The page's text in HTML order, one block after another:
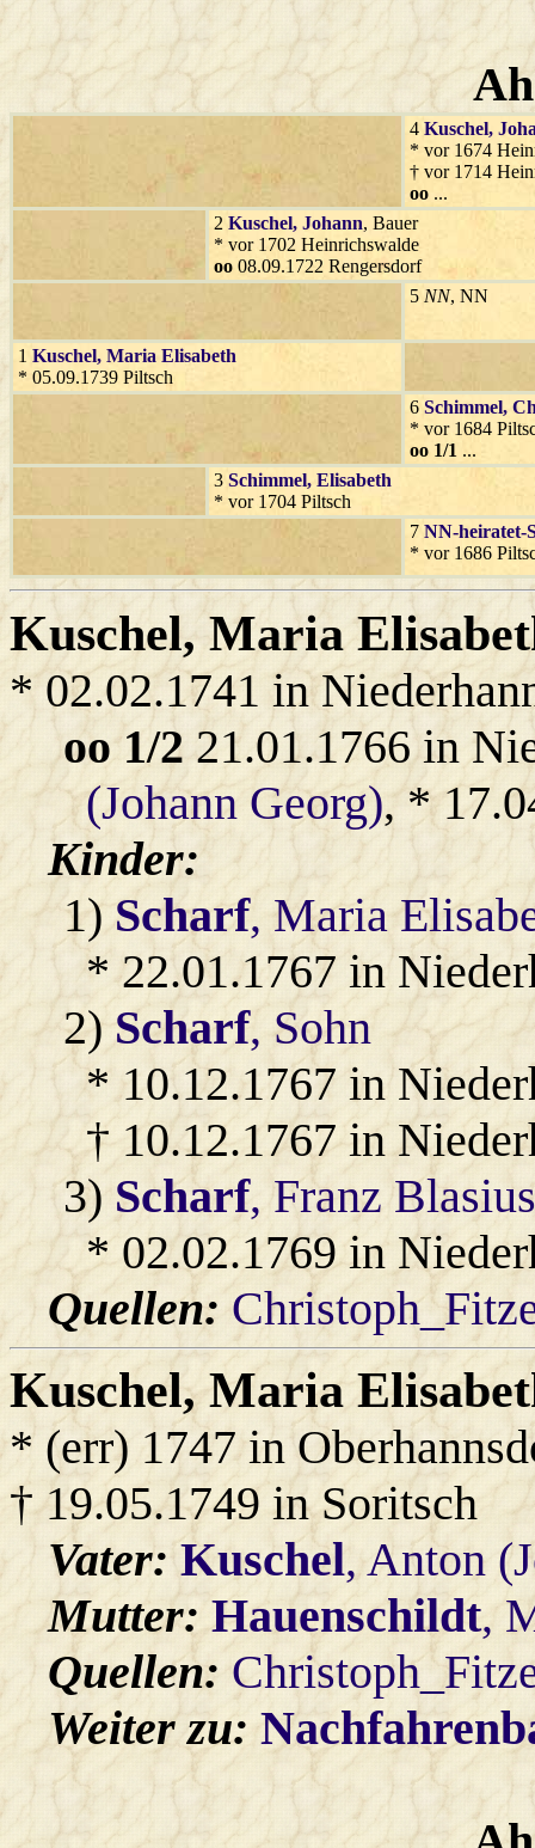
4 Kuschel,
* vor 1674
† vor 1714
oo ...
2 Kuschel, Johann, Bauer
* vor 1702 Heinrichswalde
oo 08.09.1722 Rengersdorf
5 NN, NN
1 Kuschel, Maria Elisabeth
* 05.09.1739 Piltsch
6 Schimmel,
* vor 1684
oo 1/1 ...
3 Schimmel, Elisabeth
* vor 1704 Piltsch
7 NN-heiratet-
* vor 1686
Kuschel, Maria
* 02.02.1741 in
oo 1/221.01.1766 in
(Johann Georg), *
Kinder:
1)Scharf, Maria
* 22.01.1767 in
2)Scharf, Sohn
* 10.12.1767 in
† 10.12.1767 in
3) Scharf, Franz
* 02.02.1769 in
Quellen:
Kuschel, Maria
* (err) 1747 in
† 19.05.1749 in Soritsch
Vater:Kuschel, Anton
Mutter:Hauenschildt,
Quellen:
Weiter zu: